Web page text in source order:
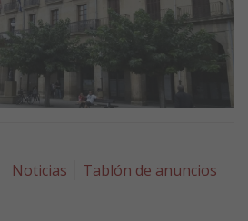
Noticias
Tablón de anuncios